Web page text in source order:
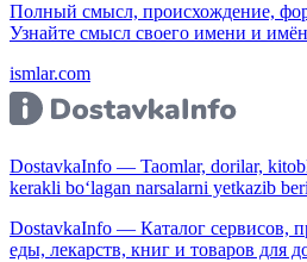
Полный смысл, происхождение,
Узнайте смысл своего имени и
ismlar.com
DostavkaInfo — Taomlar, dorilar,
kerakli bo‘lagan narsalarni yetkazib
DostavkaInfo — Каталог сервисов,
еды, лекарств, книг и товаров для